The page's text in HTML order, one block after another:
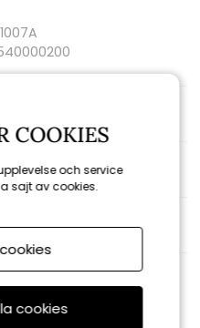
1007A
tillbehör
COOKIES
och service
sajt av cookies.
cookies